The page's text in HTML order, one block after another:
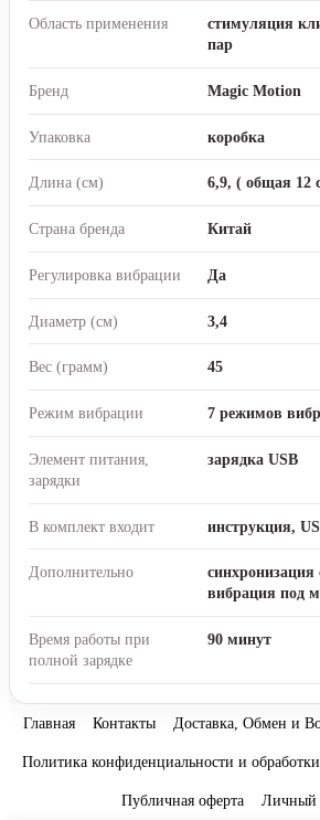
Область применения
стимуляция
пар
Бренд Magic Motion
Упаковка коробка
Длина (см) 6,9, ( общая 12
Страна бренда Китай
Регулировка вибрации Да
Диаметр (см) 3,4
Вес (грамм) 45
Режим вибрации 7 режимов
Элемент питания,
зарядки
зарядка USB
В комплект входит инструкция,
Дополнительно
вибрация под
Время работы при
полной зарядке
90 минут
Главная Контакты Доставка, Обмен и
Политика конфиденциальности и
Публичная оферта Личный